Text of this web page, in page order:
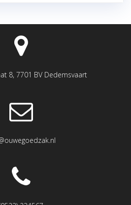
8, 7701 BV Dedemsvaart